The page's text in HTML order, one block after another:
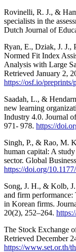
Rovinelli, R. J., &
specialists in the
Dutch Journal of
Ryan, E., Dziak, J. J.,
Normed Fit Index
Analysis with Large
Retrieved January 2,
https://osf.io/preprints/
Saadah, L., &
new learning
Industry 4.0. Journal
971- 978. https://
Singh, P., & Rao, M.
human capital: A
sector. Global
https://doi.org/
Song, J. H., & Kolb,
and firm performance:
in Korean firms.
20(2), 252–264.
The Stock Exchange
Retrieved December
https://www.set.or.th/